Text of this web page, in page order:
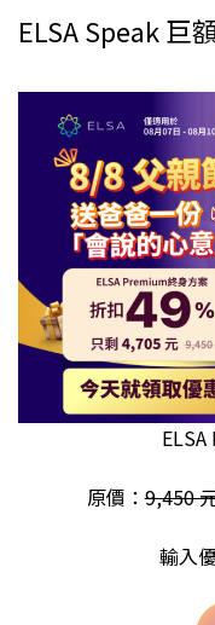
ELSA Speak 巨
原價：9,450
輸入